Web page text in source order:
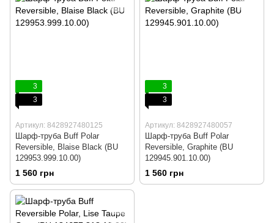
3
3
Артикул: 8428927480125
Шарф-труба Buff Polar
Reversible, Blaise Black (BU
129953.999.10.00)
1 560 грн
3
3
Артикул: 8428927480057
Шарф-труба Buff Polar
Reversible, Graphite (BU
129945.901.10.00)
1 560 грн